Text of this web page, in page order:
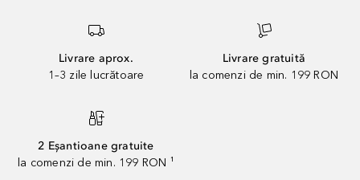
Livrare aprox.
1–3 zile lucrătoare
Livrare gratuită
la comenzi de min. 199 RON
2 Eșantioane gratuite
la comenzi de min. 199 RON ¹